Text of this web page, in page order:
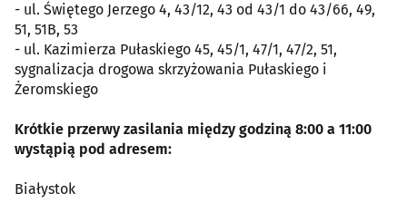
- ul. Świętego Jerzego 4, 43/12, 43 od 43/1 do 43/66, 49,
51, 51B, 53
- ul. Kazimierza Pułaskiego 45, 45/1, 47/1, 47/2, 51,
sygnalizacja drogowa skrzyżowania Pułaskiego i
Żeromskiego
Krótkie przerwy zasilania między godziną 8:00 a 11:00
wystąpią pod adresem:
Białystok